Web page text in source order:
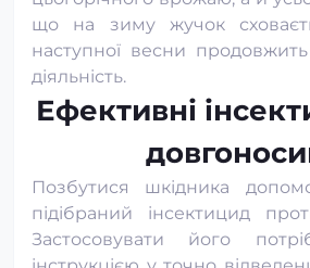
що на зиму жучок
наступної весни
діяльність.
Ефективні
Позбутися шкідника
підібраний інсектицид
Застосовувати його